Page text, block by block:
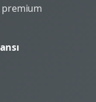
premium